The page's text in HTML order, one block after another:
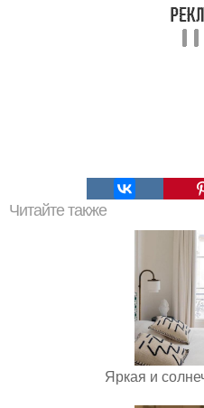
Читайте также
Яркая и